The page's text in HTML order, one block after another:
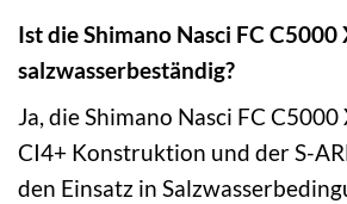
Ist die Shimano Nasci FC C5000
salzwasserbeständig?
Ja, die Shimano Nasci FC
CI4+ Konstruktion und der S-
den Einsatz in